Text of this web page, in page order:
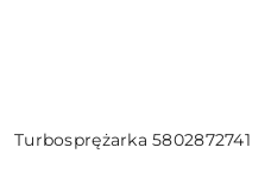
Turbosprężarka 5802872741